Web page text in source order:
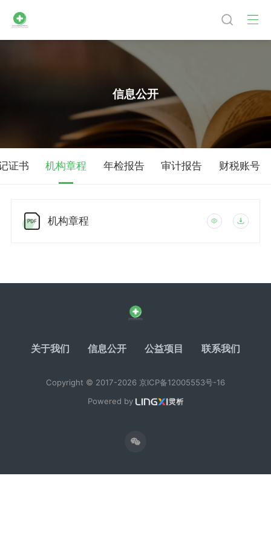
信息公开
证书 机构章程 年检报告 审计报告 财税账号
机构章程
关于我们 信息公开 公益项目 联系我们
Copyright © 2017-2026 京ICP备12005553号-16
Powered by